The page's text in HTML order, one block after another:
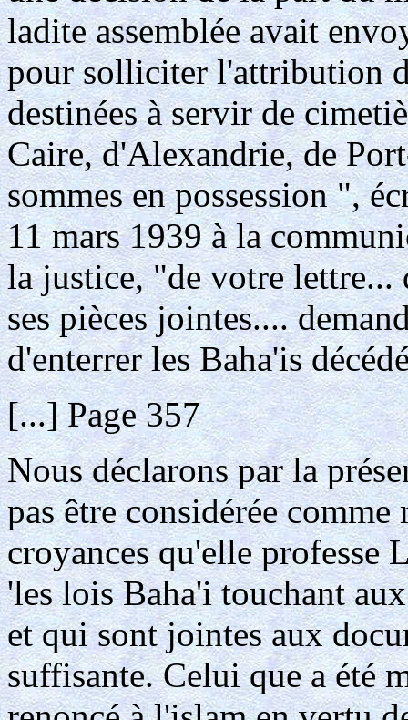
ladite assemblée avait
pour solliciter l'attribution
destinées à servir de
Caire, d'Alexandrie, de
sommes en possession ",
11 mars 1939 à la
la justice, "de votre lettre...
ses pièces jointes....
d'enterrer les Baha'is
[...] Page 357
Nous déclarons par la
pas être considérée
croyances qu'elle professe
'les lois Baha'i touchant
et qui sont jointes aux
suffisante. Celui que a été